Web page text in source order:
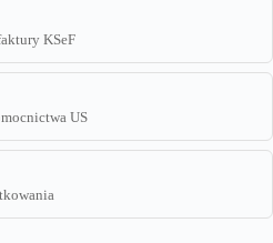
KSeF
US